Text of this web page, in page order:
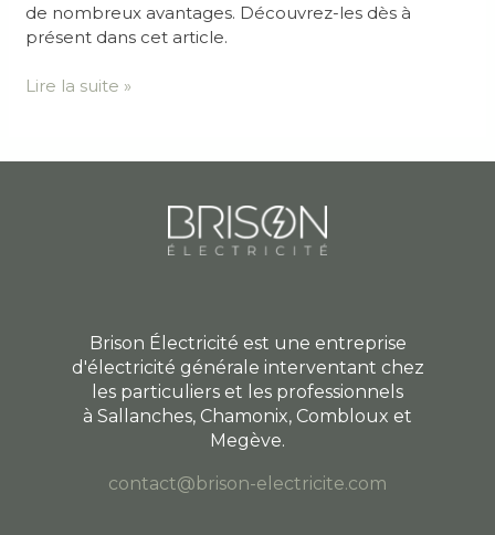
de nombreux avantages. Découvrez-les dès à
présent dans cet article.
Lire la suite »
Brison Électricité est une entreprise
d'électricité générale interventant chez
les particuliers et les professionnels
à Sallanches, Chamonix, Combloux et
Megève.
contact@brison-electricite.com